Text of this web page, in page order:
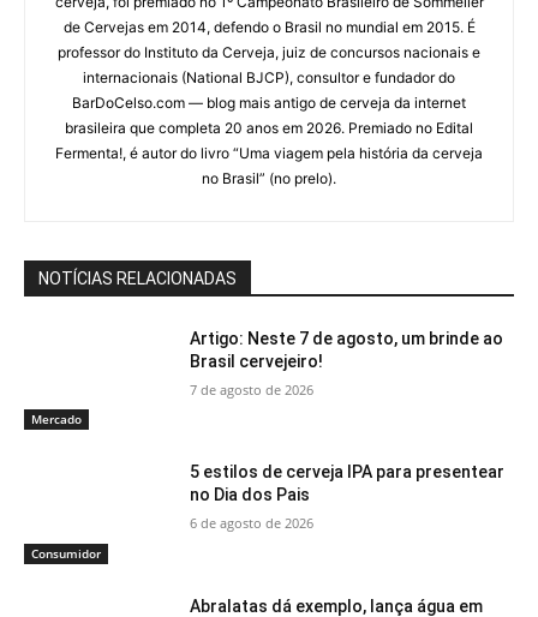
de Cervejas em 2014, defendo o Brasil no mundial em 2015. É
professor do Instituto da Cerveja, juiz de concursos nacionais e
internacionais (National BJCP), consultor e fundador do
BarDoCelso.com — blog mais antigo de cerveja da internet
brasileira que completa 20 anos em 2026. Premiado no Edital
Fermenta!, é autor do livro “Uma viagem pela história da cerveja
no Brasil” (no prelo).
NOTÍCIAS RELACIONADAS
Mercado
Artigo: Neste 7 de agosto, um brinde ao
Brasil cervejeiro!
7 de agosto de 2026
Consumidor
5 estilos de cerveja IPA para presentear
no Dia dos Pais
6 de agosto de 2026
Abralatas dá exemplo, lança água em